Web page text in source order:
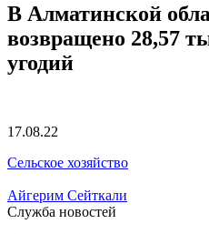
В Алматинской
возвращено 28,57
угодий
17.08.22
Сельское хозяйство
Айгерим Сейткали
Служба новостей